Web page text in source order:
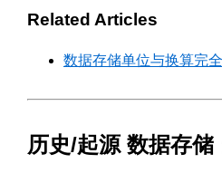
Related Articles
数据存储单位与换算完
历史/起源 数据存储